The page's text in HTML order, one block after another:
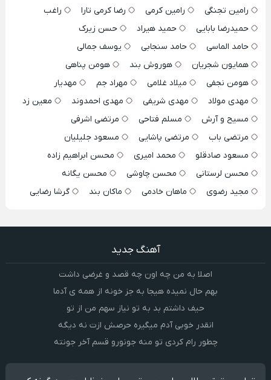
رامین تجنگی
رامین کرمی رضا کرمی تارا
راغب
حمیدرضا بابایی
حمید هیراد
حسن زیرک
حامد الماسی
حامد سنجابی
یوسف جمالی
همایون شجریان
هوروش بند
هومن پناهی
هومن نجفی
میلاد غلامی مهراد جم
مهدیار
مهدی مولاد
مهدی شریفی مهدی احمدوند
معین زد
مسیح و آرش
مسلم فتاحی
مرتضی اشرفی
مرتضی باب
مرتضی پاشایی
مسعود جلیلیان
مسعود صادقلو
محمد امیری
محسن ابراهیم زاده
محسن لرستانی
محسن چاوشی
محسن یگانه
مجید رضوی
ماهان خادمی ماکان بند گرشا رضایی
آهنگ جدید
اصلا به من چه اون چه قصد و غرضی داشت
بهم حال نمیده هیجا به جز خونه از همه ی آدما
حیف داشتم بد به تو نیاز سهم من از تو
انقدر خوبی آدم میگیره حرصش ازت نه دیگه
چطور رام کردی تو منه جونورو قسم آخر جونته